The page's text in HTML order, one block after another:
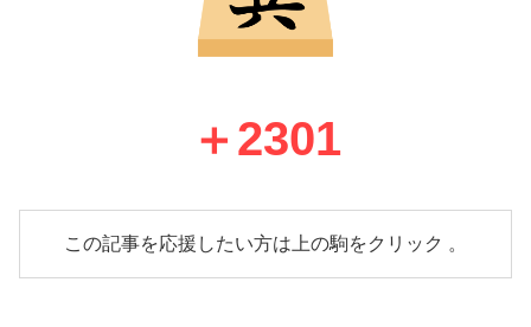
＋ 2301
この記事を応援したい方は上の駒をクリック 。